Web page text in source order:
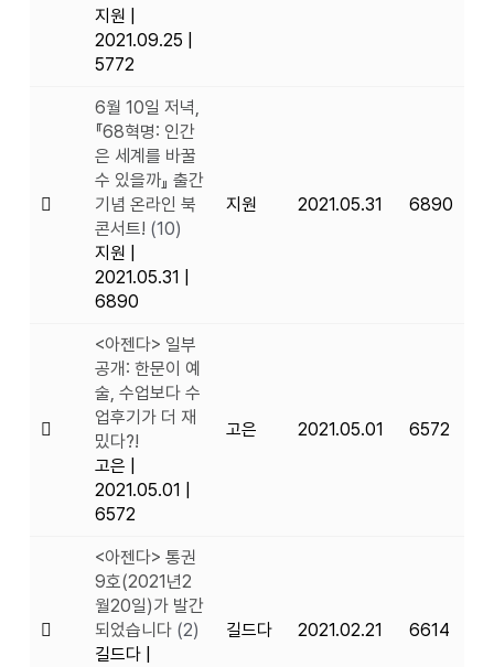
지원
2021.09.25
5772
6월 10일 저녁,
『68혁명: 인간
은 세계를 바꿀
수 있을까』 출간
기념 온라인 북
콘서트! (10)
지원
2021.05.31
6890
지원 2021.05.31 6890
<아젠다> 일부
공개: 한문이 예
술, 수업보다 수
업후기가 더 재
밌다?!
고은
2021.05.01
6572
고은 2021.05.01 6572
<아젠다> 통권
9호(2021년2
월20일)가 발간
되었습니다 (2)
길드다
길드다 2021.02.21 6614